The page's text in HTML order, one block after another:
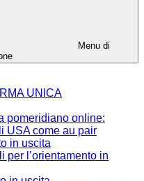
Menu di
UNICA
pomeridiano online:
USA come au pair
in uscita
per l’orientamento in